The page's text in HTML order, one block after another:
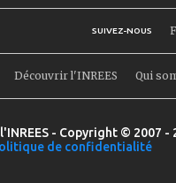
SUIVEZ-NOUS
Découvrir l'INREES Qui
- Copyright © 2007
de confidentialité